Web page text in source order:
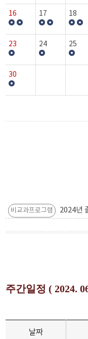
16 17 18
23 24 25
30
비교과프로그램 2024년
주간일정 ( 2024.
날짜